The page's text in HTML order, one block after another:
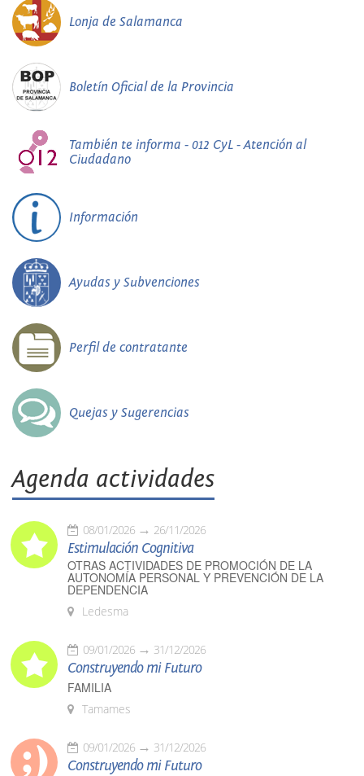
Lonja de Salamanca
Boletín Oficial de la Provincia
También te informa - 012 CyL - Atención al
Ciudadano
Información
Ayudas y Subvenciones
Perfil de contratante
Quejas y Sugerencias
Agenda actividades
08/01/2026 26/11/2026
Estimulación Cognitiva
OTRAS ACTIVIDADES DE PROMOCIÓN DE LA
AUTONOMÍA PERSONAL Y PREVENCIÓN DE LA
DEPENDENCIA
Ledesma
09/01/2026 31/12/2026
Construyendo mi Futuro
FAMILIA
Tamames
09/01/2026 31/12/2026
Construyendo mi Futuro